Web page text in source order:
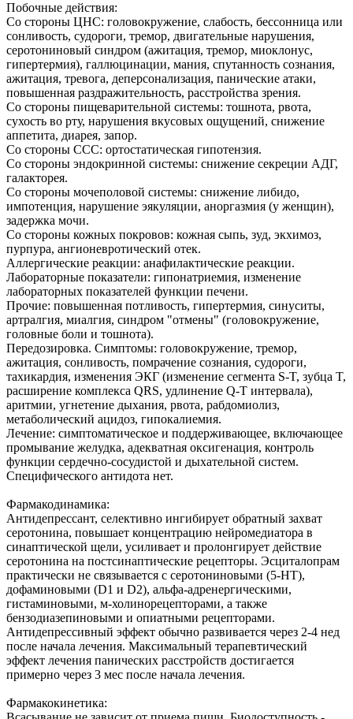
Побочные действия:
Со стороны ЦНС: головокружение, слабость, бессонница или
сонливость, судороги, тремор, двигательные нарушения,
серотониновый синдром (ажитация, тремор, миоклонус,
гипертермия), галлюцинации, мания, спутанность сознания,
ажитация, тревога, деперсонализация, панические атаки,
повышенная раздражительность, расстройства зрения.
Со стороны пищеварительной системы: тошнота, рвота,
сухость во рту, нарушения вкусовых ощущений, снижение
аппетита, диарея, запор.
Со стороны ССС: ортостатическая гипотензия.
Со стороны эндокринной системы: снижение секреции АДГ,
галакторея.
Со стороны мочеполовой системы: снижение либидо,
импотенция, нарушение эякуляции, аноргазмия (у женщин),
задержка мочи.
Со стороны кожных покровов: кожная сыпь, зуд, экхимоз,
пурпура, ангионевротический отек.
Аллергические реакции: анафилактические реакции.
Лабораторные показатели: гипонатриемия, изменение
лабораторных показателей функции печени.
Прочие: повышенная потливость, гипертермия, синуситы,
артралгия, миалгия, синдром "отмены" (головокружение,
головные боли и тошнота).
Передозировка. Симптомы: головокружение, тремор,
ажитация, сонливость, помрачение сознания, судороги,
тахикардия, изменения ЭКГ (изменение сегмента S-T, зубца T,
расширение комплекса QRS, удлинение Q-T интервала),
аритмии, угнетение дыхания, рвота, рабдомиолиз,
метаболический ацидоз, гипокалиемия.
Лечение: симптоматическое и поддерживающее, включающее
промывание желудка, адекватная оксигенация, контроль
функции сердечно-сосудистой и дыхательной систем.
Специфического антидота нет.
Фармакодинамика:
Антидепрессант, селективно ингибирует обратный захват
серотонина, повышает концентрацию нейромедиатора в
синаптической щели, усиливает и пролонгирует действие
серотонина на постсинаптические рецепторы. Эсциталопрам
практически не связывается с серотониновыми (5-HT),
дофаминовыми (D1 и D2), альфа-адренергическими,
гистаминовыми, м-холинорецепторами, а также
бензодиазепиновыми и опиатными рецепторами.
Антидепрессивный эффект обычно развивается через 2-4 нед
после начала лечения. Максимальный терапевтический
эффект лечения панических расстройств достигается
примерно через 3 мес после начала лечения.
Фармакокинетика: